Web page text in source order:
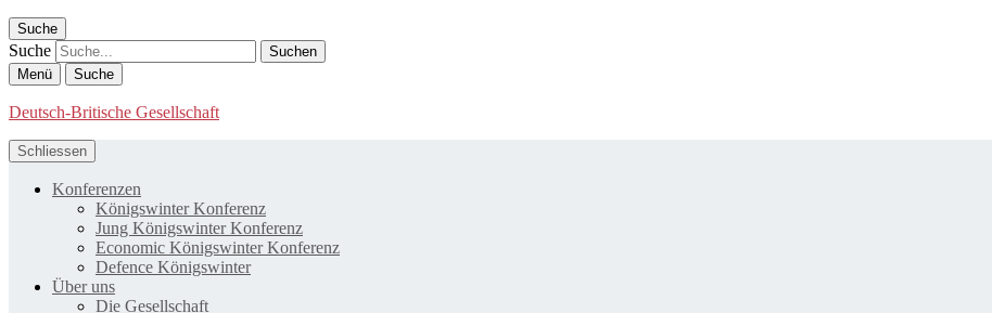
Suche
Suche
Menü Suche
Deutsch-Britische Gesellschaft
Schliessen
Konferenzen
Königswinter Konferenz
Jung Königswinter Konferenz
Economic Königswinter Konferenz
Defence Königswinter
Über uns
Die Gesellschaft